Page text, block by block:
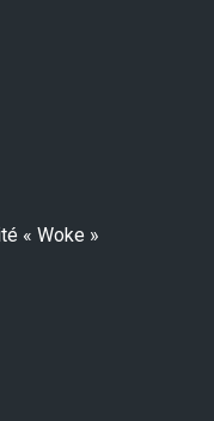
« Woke »